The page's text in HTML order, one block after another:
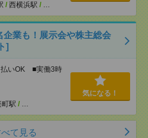
/ 西横浜駅 / …
企業も！展示会や株主総会
]
いOK ■実働3時
町駅 / …
気になる！
て見る